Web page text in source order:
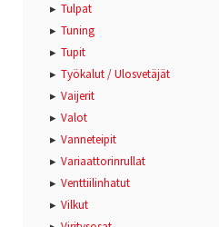
Tulpat
Tuning
Tupit
Työkalut / Ulosvetäjät
Vaijerit
Valot
Vanneteipit
Variaattorinrullat
Venttiilinhatut
Vilkut